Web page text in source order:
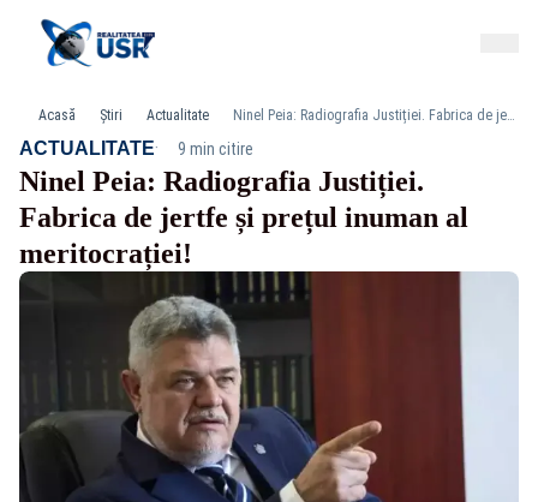
Acasă Știri Actualitate Ninel Peia: Radiografia Justiției. Fabrica de jertfe și prețul inuman al meritocrației!
ACTUALITATE· 9 min citire
Ninel Peia: Radiografia Justiției.
Fabrica de jertfe și prețul inuman al
meritocrației!